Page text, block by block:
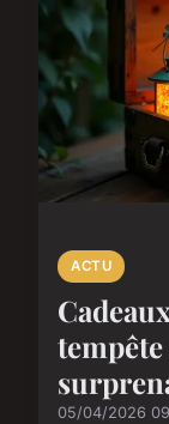
ACTU
05/04/2026